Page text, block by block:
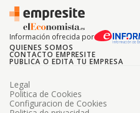
Información ofrecida por
QUIENES SOMOS
CONTACTO EMPRESITE
PUBLICA O EDITA TU EMPRESA
Legal
Politica de Cookies
Configuracion de Cookies